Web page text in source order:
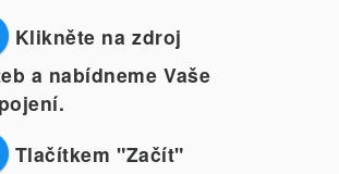
Klikněte na zdroj
a nabídneme Vaše
Tlačítkem "Začít"